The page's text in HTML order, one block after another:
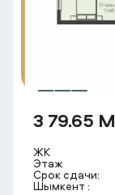
3 79.65 М
ЖК
Этаж
Срок сдачи:
Шымкент :